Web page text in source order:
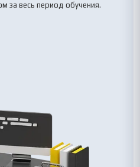
за весь период обучения.